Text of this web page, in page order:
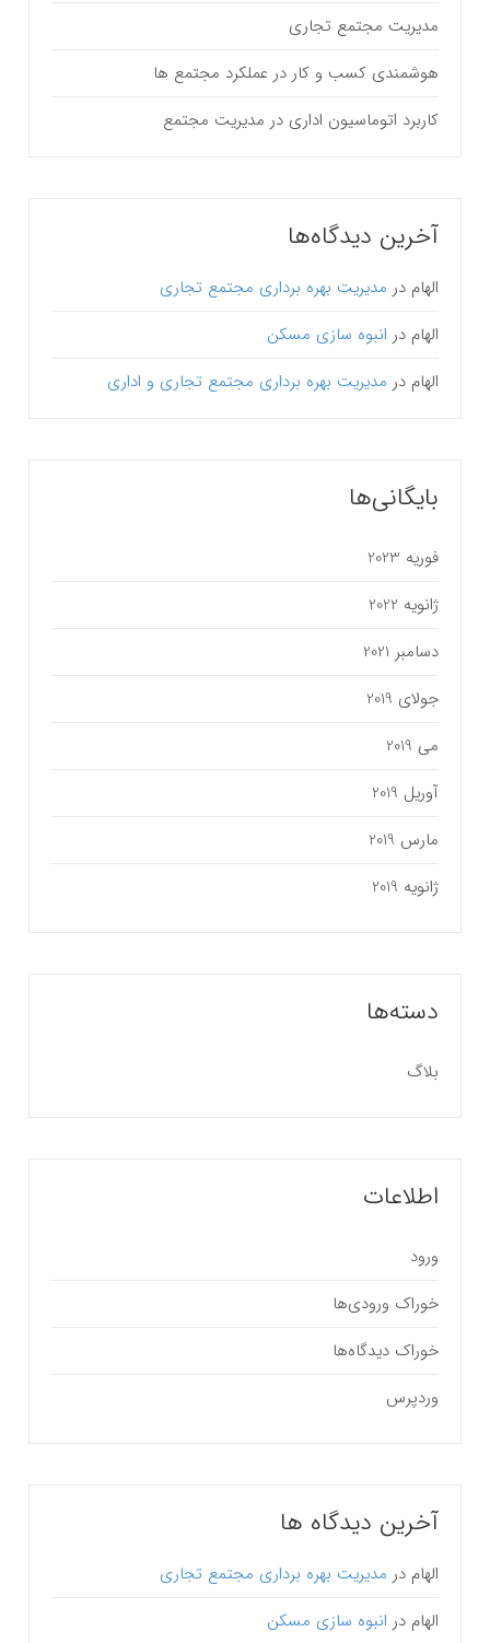
مدیریت مجتمع تجاری
هوشمندی کسب و کار در عملکرد مجتمع ها
کاربرد اتوماسیون اداری در مدیریت مجتمع
آخرین دیدگاه‌ها
الهام در مدیریت بهره برداری مجتمع تجاری
الهام در انبوه سازی مسکن
الهام در مدیریت بهره برداری مجتمع تجاری و اداری
بایگانی‌ها
فوریه 2023
ژانویه 2022
دسامبر 2021
جولای 2019
می 2019
آوریل 2019
مارس 2019
ژانویه 2019
دسته‌ها
بلاگ
اطلاعات
ورود
خوراک ورودی‌ها
خوراک دیدگاه‌ها
وردپرس
آخرین دیدگاه ها
الهام در مدیریت بهره برداری مجتمع تجاری
الهام در انبوه سازی مسکن